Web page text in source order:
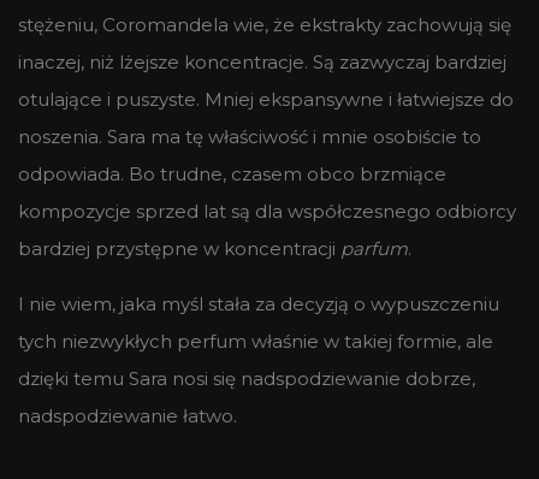
stężeniu, Coromandela wie, że ekstrakty zachowują się
inaczej, niż lżejsze koncentracje. Są zazwyczaj bardziej
otulające i puszyste. Mniej ekspansywne i łatwiejsze do
noszenia. Sara ma tę właściwość i mnie osobiście to
odpowiada. Bo trudne, czasem obco brzmiące
kompozycje sprzed lat są dla współczesnego odbiorcy
bardziej przystępne w koncentracji parfum.
I nie wiem, jaka myśl stała za decyzją o wypuszczeniu
tych niezwykłych perfum właśnie w takiej formie, ale
dzięki temu Sara nosi się nadspodziewanie dobrze,
nadspodziewanie łatwo.